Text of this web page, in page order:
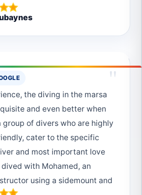
"
the diving in the marsa
and even better when
group of divers who are highly
cater to the specific
and most important love
with Mohamed, an
using a sidemount and